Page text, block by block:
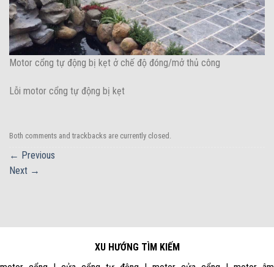
Motor cổng tự động bị kẹt ở chế độ đóng/mở thủ công
Lỗi motor cổng tự động bị kẹt
Both comments and trackbacks are currently closed.
← Previous
Next →
XU HƯỚNG TÌM KIẾM